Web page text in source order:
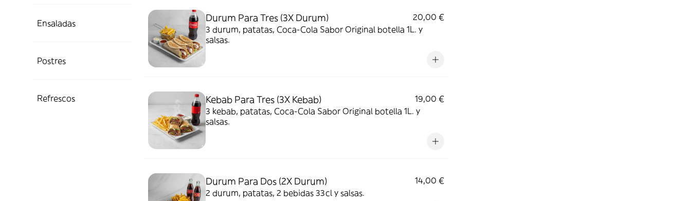
Ensaladas
Postres
Refrescos
Durum Para Tres (3X Durum)
20,00 €
3 durum, patatas, Coca-Cola Sabor Original botella 1L. y
salsas.
Kebab Para Tres (3X Kebab)
19,00 €
3 kebab, patatas, Coca-Cola Sabor Original botella 1L. y
salsas.
Durum Para Dos (2X Durum)
14,00 €
2 durum, patatas, 2 bebidas 33cl y salsas.